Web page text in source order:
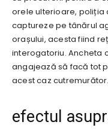
orele ulterioare, poliția
captureze pe tânărul
orașului, acesta fiind
interogatoriu. Ancheta
angajează să facă tot
acest caz cutremurător.
efectul